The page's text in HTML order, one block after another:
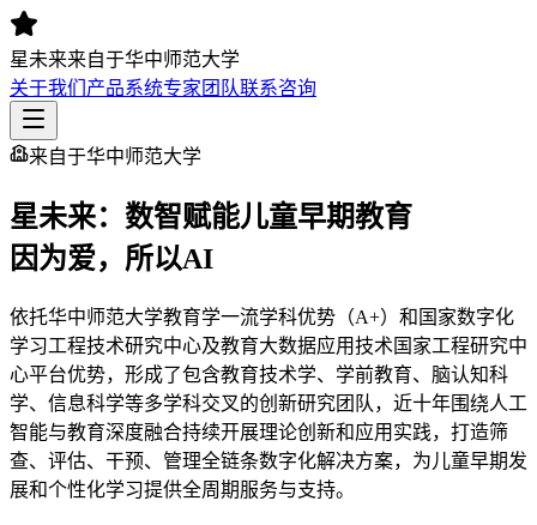
星未来来自于华中师范大学
关于我们 产品系统专家团队联系咨询
来自于华中师范大学
星未来：数智赋能儿童早期教育
因为爱，所以AI
依托华中师范大学教育学一流学科优势（A+）和国家数字化
学习工程技术研究中心及教育大数据应用技术国家工程研究中
心平台优势，形成了包含教育技术学、学前教育、脑认知科
学、信息科学等多学科交叉的创新研究团队，近十年围绕人工
智能与教育深度融合持续开展理论创新和应用实践，打造筛
查、评估、干预、管理全链条数字化解决方案，为儿童早期发
展和个性化学习提供全周期服务与支持。